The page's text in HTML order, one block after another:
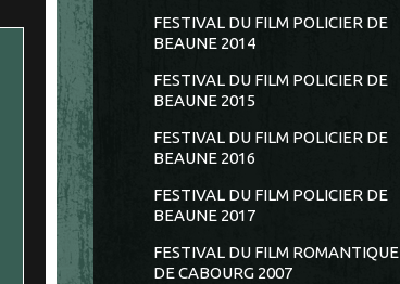
FESTIVAL DU FILM POLICIER DE
BEAUNE 2014
FESTIVAL DU FILM POLICIER DE
BEAUNE 2015
FESTIVAL DU FILM POLICIER DE
BEAUNE 2016
FESTIVAL DU FILM POLICIER DE
BEAUNE 2017
FESTIVAL DU FILM ROMANTIQUE
DE CABOURG 2007